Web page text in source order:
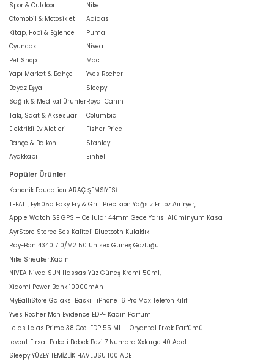
Spor & Outdoor
Otomobil & Motosiklet
Kitap, Hobi & Eğlence
Oyuncak
Pet Shop
Yapı Market & Bahçe
Beyaz Eşya
Sağlık & Medikal Ürünler
Takı, Saat & Aksesuar
Elektrikli Ev Aletleri
Bahçe & Balkon
Ayakkabı
Nike
Adidas
Puma
Nivea
Mac
Yves Rocher
Sleepy
Royal Canin
Columbia
Fisher Price
Stanley
Einhell
Popüler Ürünler
Kanonik Education ARAÇ ŞEMSİYESİ
TEFAL , Ey505d Easy Fry & Grill Precision Yağsız Fritöz Airfryer,
Apple Watch SE GPS + Cellular 44mm Gece Yarısı Alüminyum Kasa
AyrStore Stereo Ses Kaliteli Bluetooth Kulaklık
Ray-Ban 4340 710/M2 50 Unisex Güneş Gözlüğü
Nike Sneaker,Kadın
NIVEA Nivea SUN Hassas Yüz Güneş Kremi 50ml,
Xiaomi Power Bank 10000mAh
MyBalliStore Galaksi Baskılı iPhone 16 Pro Max Telefon Kılıfı
Yves Rocher Mon Evidence EDP- Kadın Parfüm
Lelas Lelas Prime 38 Cool EDP 55 ML – Oryantal Erkek Parfümü
levent Fırsat Paketi Bebek Bezi 7 Numara Xxlarge 40 Adet
Sleepy YÜZEY TEMİZLİK HAVLUSU 100 ADET